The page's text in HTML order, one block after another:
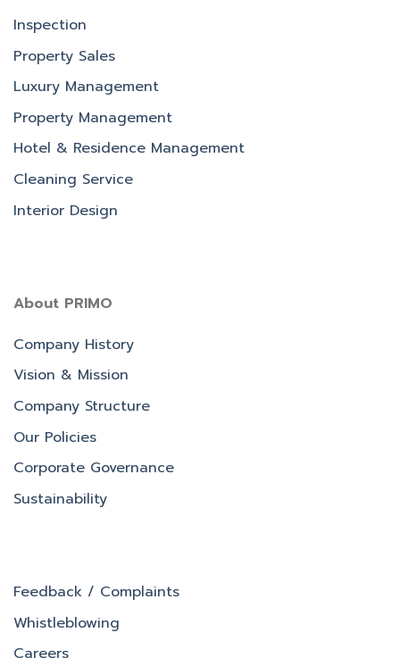
Inspection
Property Sales
Luxury Management
Property Management
Hotel & Residence Management
Cleaning Service
Interior Design
About PRIMO
Company History
Vision & Mission
Company Structure
Our Policies
Corporate Governance
Sustainability
Feedback / Complaints
Whistleblowing
Careers